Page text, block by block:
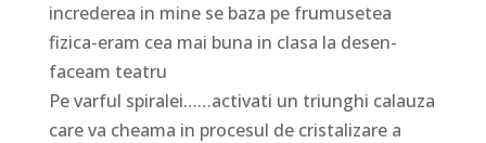
increderea in mine se baza pe frumusetea
fizica-eram cea mai buna in clasa la desen-
faceam teatru
Pe varful spiralei……activati un triunghi calauza
care va cheama in procesul de cristalizare a